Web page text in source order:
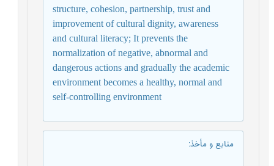
structure, cohesion, partnership, trust and
improvement of cultural dignity, awareness
and cultural literacy; It prevents the
normalization of negative, abnormal and
dangerous actions and gradually the academic
environment becomes a healthy, normal and
self-controlling environment
منابع و مأخذ: